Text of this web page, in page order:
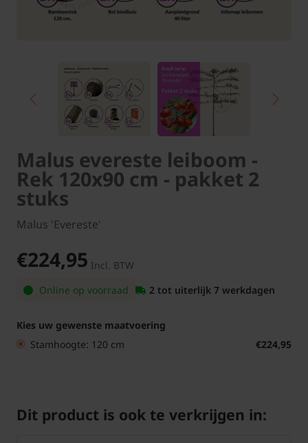
Malus evereste leiboom -
Rek 120x90 cm - pakket 2
stuks
Malus 'Evereste'
€224,95 Incl. BTW
Online op voorraad
2 tot uiterlijk 7 werkdagen
Kies uw gewenste maatvoering
Stamhoogte: 120 cm
€224,95
Dit product is ook te verkrijgen in: